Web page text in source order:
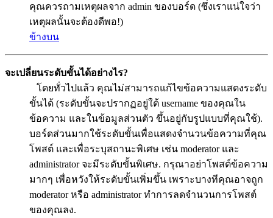
คุณควรถามเหตุผลจาก admin ของบอร์ด (ซึ่งเราแน่ใจว่า
เหตุผลนั้นจะต้องดีพอ!)
ข้างบน
จะเปลี่ยนระดับขั้นได้อย่างไร?
โดยทั่วไปแล้ว คุณไม่สามารถแก้ไขข้อความแสดงระดับ
ขั้นได้ (ระดับขั้นจะปรากฏอยู่ใต้ username ของคุณใน
ข้อความ และในข้อมูลส่วนตัว ขึ้นอยู่กับรูปแบบที่คุณใช้).
บอร์ดส่วนมากใช้ระดับขั้นเพื่อแสดงจำนวนข้อความที่คุณ
โพสต์ และเพื่อระบุสถานะพิเศษ เช่น moderator และ
administrator จะมีระดับขั้นพิเศษ. กรุณาอย่าโพสต์ข้อความ
มากๆ เพื่อหวังให้ระดับขั้นเพิ่มขึ้น เพราะบางทีคุณอาจถูก
moderator หรือ administrator ทำการลดจำนวนการโพสต์
ของคุณลง.